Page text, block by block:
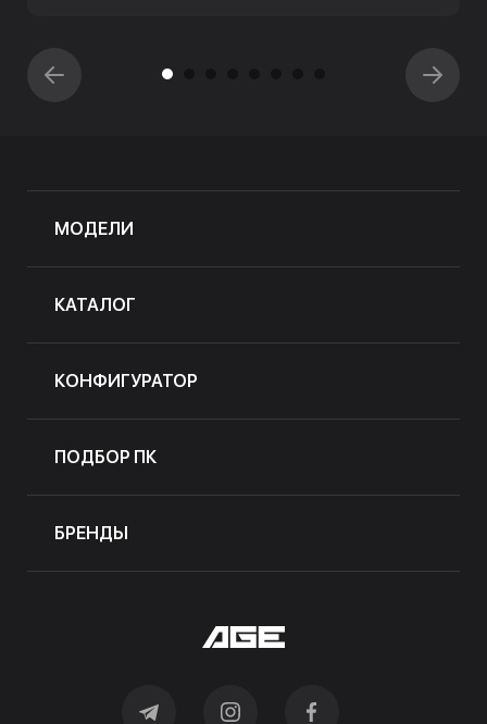
МОДЕЛИ
КАТАЛОГ
КОНФИГУРАТОР
ПОДБОР ПК
БРЕНДЫ